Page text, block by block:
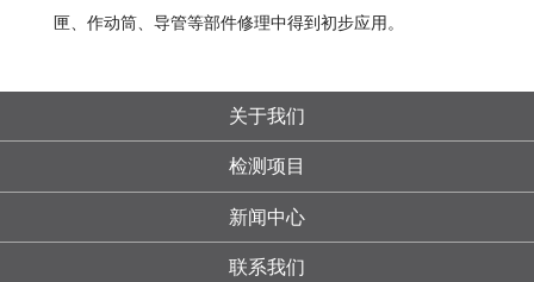
匣、作动筒、导管等部件修理中得到初步应用。
关于我们
检测项目
新闻中心
联系我们